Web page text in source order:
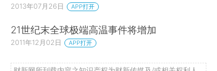
2013年07月26日 APP打开
21世纪末全球极端高温事件将增加
2011年12月02日 APP打开